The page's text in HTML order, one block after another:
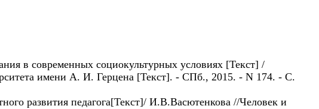
в современных социокультурных условиях [Текст] /
имени А. И. Герцена [Текст]. - СПб., 2015. - N 174. - С.
развития педагога[Текст]/ И.В.Васютенкова //Человек и